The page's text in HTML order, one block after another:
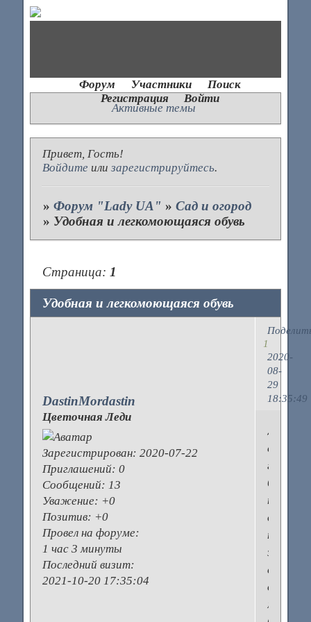
Форум Участники
Поиск
Регистрация
Войти
Активные темы
Привет, Гость!
Войдите или зарегистрируйтесь.
»Форум "Lady UA" »Сад и огород
» Удобная и легкомоющаяся обувь
Удобная и легкомоющаяся обувь
Страница:1
1
2020-
08-
29
18:35:49
DastinMordastin
Цветочная Леди
Зарегистрирован: 2020-07-22
Приглашений: 0
Сообщений: 13
Уважение: +0
Позитив: +0
Провел на форуме:
1 час 3 минуты
Последний визит:
2021-10-20 17:35:04
Деньки,
еще
будут
теплые
до
ноября,
значит
с
дочерью
мы